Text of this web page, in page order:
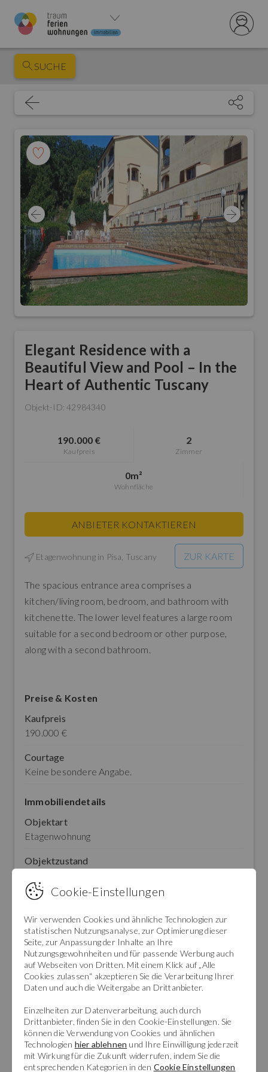
SUCHE
Elegant Residence with a
Beautiful View and Pool – In the
Heart of Authentic Tuscany
Objekt-ID: 42984340
190.000 €
Kaufpreis
2
Zimmer
0m²
Wohnfläche
ANBIETER KONTAKTIEREN
Etagenwohnung in Pisa, Tuscany ZUR KARTE
The spacious entrance area comprises a
kitchen/living room, bedroom, and bathroom with
kitchenette. The lower level features a large room
suitable for a second bedroom or other purpose,
along with a second bathroom.
Preise & Kosten
Kaufpreis
190.000 €
Courtage
Keine besondere Angabe.
Immobiliendetails
Objektart
Etagenwohnung
Objektzustand
Nutzungsart
Wohnen
Hauptobjektart
Wohnung
Zimmer (gesamt)
2
Anzahl Schlafzimmer
2
Anzahl Badezimmer
2
Cookie-Einstellungen
Wir verwenden Cookies und ähnliche Technologien zur
statistischen Nutzungsanalyse, zur Optimierung dieser
Seite, zur Anpassung der Inhalte an Ihre
Nutzungsgewohnheiten und für passende Werbung auch
auf Webseiten von Dritten. Mit einem Klick auf „Alle
Cookies zulassen“ akzeptieren Sie die Verarbeitung Ihrer
Daten und auch die Weitergabe an Drittanbieter.
Einzelheiten zur Datenverarbeitung, auch durch
Drittanbieter, finden Sie in den Cookie-Einstellungen. Sie
können die Verwendung von Cookies und ähnlichen
Technologien hier ablehnen und Ihre Einwilligung jederzeit
mit Wirkung für die Zukunft widerrufen, indem Sie die
entsprechenden Kategorien in den Cookie Einstellungen